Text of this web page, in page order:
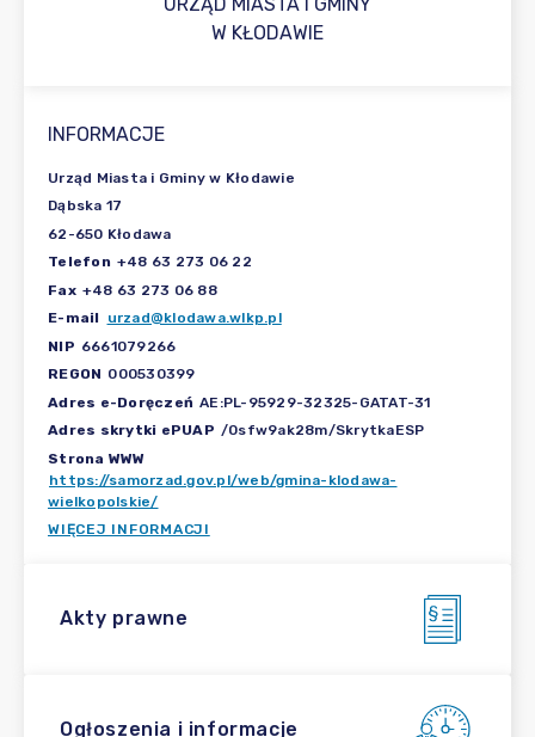
W KŁODAWIE
INFORMACJE
Urząd Miasta i Gminy w Kłodawie
Dąbska 17
62-650 Kłodawa
Telefon +48 63 273 06 22
Fax +48 63 273 06 88
E-mail
urzad@klodawa.wlkp.pl
NIP 6661079266
REGON 000530399
Adres e-Doręczeń AE:PL-95929-32325-GATAT-31
Adres skrytki ePUAP /0sfw9ak28m/SkrytkaESP
Strona WWW
https://samorzad.gov.pl/web/gmina-klodawa-
wielkopolskie/
WIĘCEJ INFORMACJI
Akty prawne
Ogłoszenia i informacje